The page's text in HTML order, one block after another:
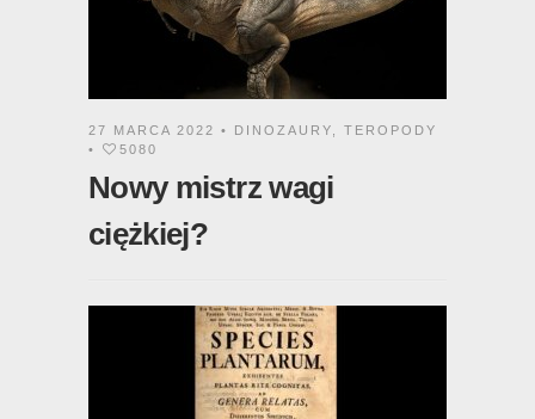
27 MARCA 2022 • DINOZAURY
TEROPODY
•
5080
Nowy mistrz wagi
ciężkiej?